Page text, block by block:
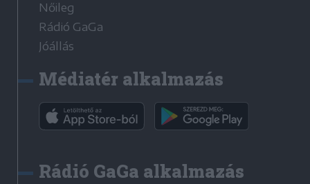
Nőileg
Rádió GaGa
Jóállás
Médiatér alkalmazás
Rádió GaGa alkalmazás